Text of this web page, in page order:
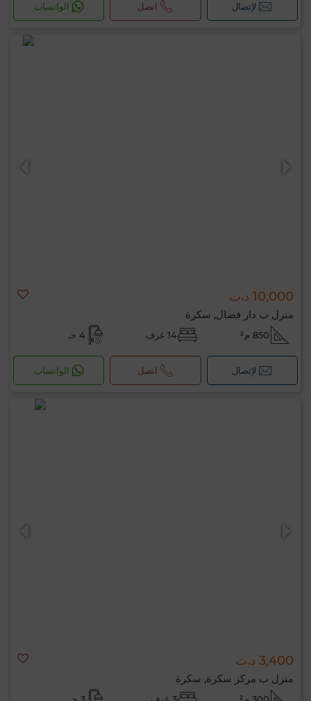
لإتصال اتصل الواتساب
10,000 د.ت
منزل ب دار فضال, سكرة
850 م² 14 غرف 4 حـ
لإتصال اتصل الواتساب
3,400 د.ت
منزل ب مركز سكرة, سكرة